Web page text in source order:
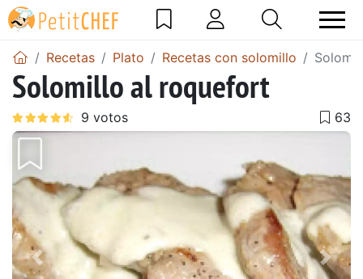
Recetas Plato Recetas con solomillo
Solomillo al roquefort
Anterior